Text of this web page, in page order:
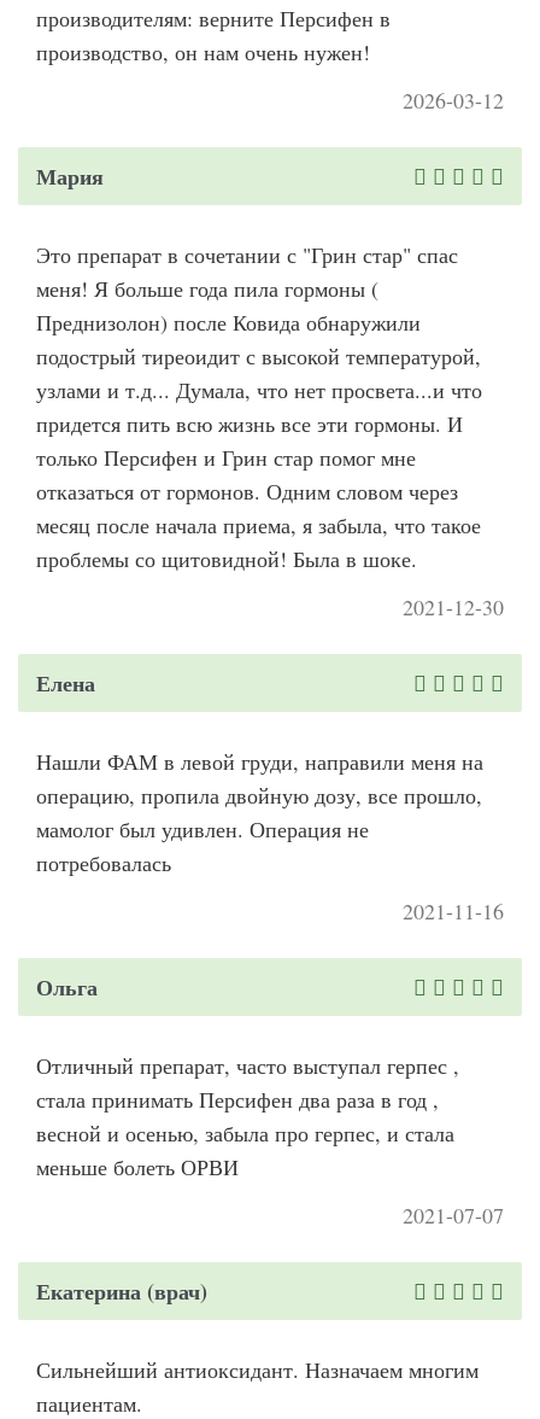
производителям: верните Персифен в
производство, он нам очень нужен!
2026-03-12
Мария
Это препарат в сочетании с "Грин стар" спас
меня! Я больше года пила гормоны (
Преднизолон) после Ковида обнаружили
подострый тиреоидит с высокой температурой,
узлами и т.д... Думала, что нет просвета...и что
придется пить всю жизнь все эти гормоны. И
только Персифен и Грин стар помог мне
отказаться от гормонов. Одним словом через
месяц после начала приема, я забыла, что такое
проблемы со щитовидной! Была в шоке.
2021-12-30
Елена
Нашли ФАМ в левой груди, направили меня на
операцию, пропила двойную дозу, все прошло,
мамолог был удивлен. Операция не
потребовалась
2021-11-16
Ольга
Отличный препарат, часто выступал герпес ,
стала принимать Персифен два раза в год ,
весной и осенью, забыла про герпес, и стала
меньше болеть ОРВИ
2021-07-07
Екатерина (врач)
Сильнейший антиоксидант. Назначаем многим
пациентам.